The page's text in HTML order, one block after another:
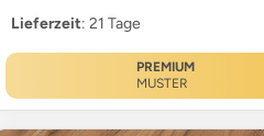
Lieferzeit: 21 Tage
PREMIUM
MUSTER